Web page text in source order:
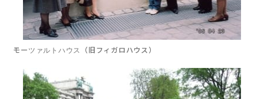
モーツァルトハウス （旧フィガロハウス）